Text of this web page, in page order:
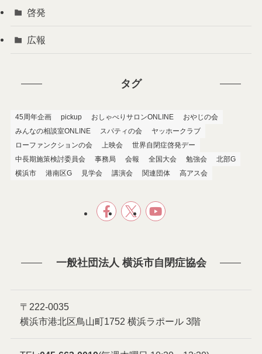
啓発
広報
タグ
45周年企画 pickup おしゃべりサロンONLINE
おやじの会
みんなの相談室ONLINE
スパティの会
ヤッホークラブ
ローファンクションの会
上映会
世界自閉症啓発デー
中長期施策検討委員会
事務局 会報 全国大会 勉強会
北部G
横浜市
港南区G 見学会 講演会 関連団体 高アス会
一般社団法人 横浜市自閉症協会
〒222-0035
横浜市港北区鳥山町1752 横浜ラポール 3階